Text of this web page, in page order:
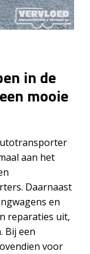
in de
mooie
aan het
Daarnaast
en
reparaties uit,
Bij een
voor